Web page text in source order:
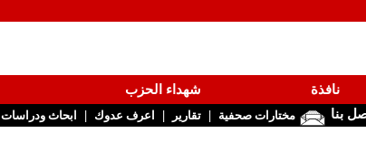
نافذة شهداء الحزب
بنا مختارات صحفية | تقارير | اعرف عدوك | ابحاث ودراسات